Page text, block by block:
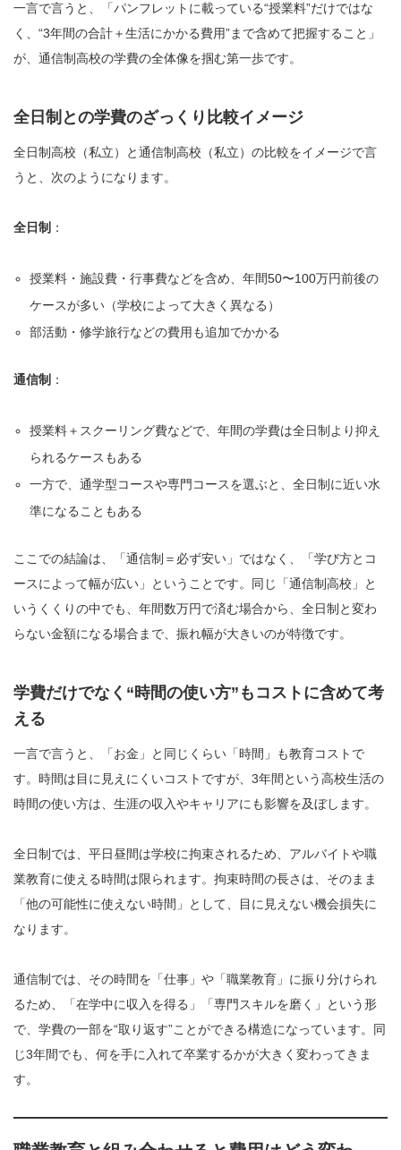
一言で言うと、「パンフレットに載っている“授業料”だけではな
く、“3年間の合計＋生活にかかる費用”まで含めて把握すること」
が、通信制高校の学費の全体像を掴む第一歩です。
全日制との学費のざっくり比較イメージ
全日制高校（私立）と通信制高校（私立）の比較をイメージで言
うと、次のようになります。
全日制 ：
授業料・施設費・行事費などを含め、年間50〜100万円前後の
ケースが多い（学校によって大きく異なる）
部活動・修学旅行などの費用も追加でかかる
通信制 ：
授業料＋スクーリング費などで、年間の学費は全日制より抑え
られるケースもある
一方で、通学型コースや専門コースを選ぶと、全日制に近い水
準になることもある
ここでの結論は、「通信制＝必ず安い」ではなく、「学び方とコ
ースによって幅が広い」ということです。同じ「通信制高校」と
いうくくりの中でも、年間数万円で済む場合から、全日制と変わ
らない金額になる場合まで、振れ幅が大きいのが特徴です。
学費だけでなく“時間の使い方”もコストに含めて考
える
一言で言うと、「お金」と同じくらい「時間」も教育コストで
す。時間は目に見えにくいコストですが、3年間という高校生活の
時間の使い方は、生涯の収入やキャリアにも影響を及ぼします。
全日制では、平日昼間は学校に拘束されるため、アルバイトや職
業教育に使える時間は限られます。拘束時間の長さは、そのまま
「他の可能性に使えない時間」として、目に見えない機会損失に
なります。
通信制では、その時間を「仕事」や「職業教育」に振り分けられ
るため、「在学中に収入を得る」「専門スキルを磨く」という形
で、学費の一部を“取り返す”ことができる構造になっています。同
じ3年間でも、何を手に入れて卒業するかが大きく変わってきま
す。